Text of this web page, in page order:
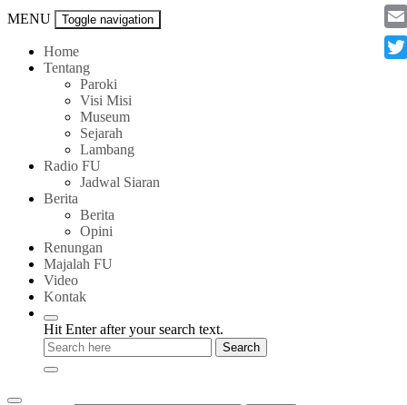
MENU Toggle navigation
Home
Tentang
Paroki
Visi Misi
Museum
Sejarah
Lambang
Radio FU
Jadwal Siaran
Berita
Berita
Opini
Renungan
Majalah FU
Video
Kontak
Hit Enter after your search text.